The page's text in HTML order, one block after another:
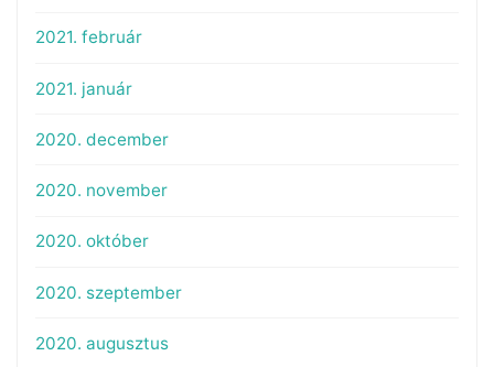
2021. február
2021. január
2020. december
2020. november
2020. október
2020. szeptember
2020. augusztus